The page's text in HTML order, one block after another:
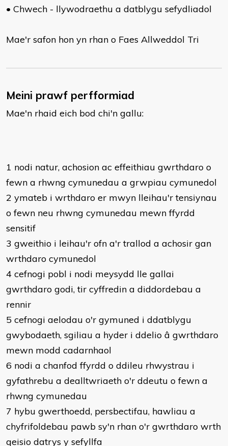
• Chwech - llywodraethu a datblygu sefydliadol
Mae'r safon hon yn rhan o Faes Allweddol Tri
Meini prawf perfformiad
Mae'n rhaid eich bod chi'n gallu:
1 nodi natur, achosion ac effeithiau gwrthdaro o
fewn a rhwng cymunedau a grwpiau cymunedol
2 ymateb i wrthdaro er mwyn lleihau'r tensiynau
o fewn neu rhwng cymunedau mewn ffyrdd
sensitif
3 gweithio i leihau'r ofn a'r trallod a achosir gan
wrthdaro cymunedol
4 cefnogi pobl i nodi meysydd lle gallai
gwrthdaro godi, tir cyffredin a diddordebau a
rennir
5 cefnogi aelodau o'r gymuned i ddatblygu
gwybodaeth, sgiliau a hyder i ddelio â gwrthdaro
mewn modd cadarnhaol
6 nodi a chanfod ffyrdd o ddileu rhwystrau i
gyfathrebu a dealltwriaeth o'r ddeutu o fewn a
rhwng cymunedau
7 hybu gwerthoedd, persbectifau, hawliau a
chyfrifoldebau pawb sy'n rhan o'r gwrthdaro wrth
geisio datrys y sefyllfa